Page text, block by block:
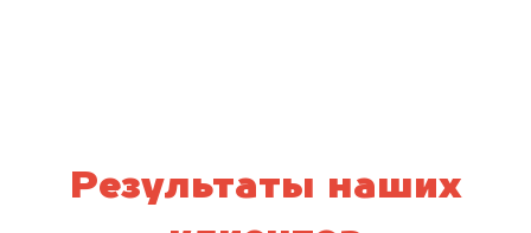
Результаты наших